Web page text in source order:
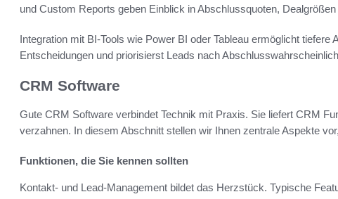
und Custom Reports geben Einblick in Abschlussquoten,
Integration mit BI-Tools wie Power BI oder Tableau ermöglicht tiefere
Entscheidungen und priorisierst Leads nach
CRM Software
Gute CRM Software verbindet Technik mit Praxis. Sie liefert CRM
verzahnen. In diesem Abschnitt stellen wir Ihnen zentrale Aspekte
Funktionen, die Sie kennen sollten
Kontakt- und Lead-Management bildet das Herzstück. Typische